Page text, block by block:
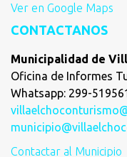
Ver en Google Maps
CONTACTANOS
Municipalidad de
Oficina de Informes
Whatsapp: 299-
Contactar al Municipio